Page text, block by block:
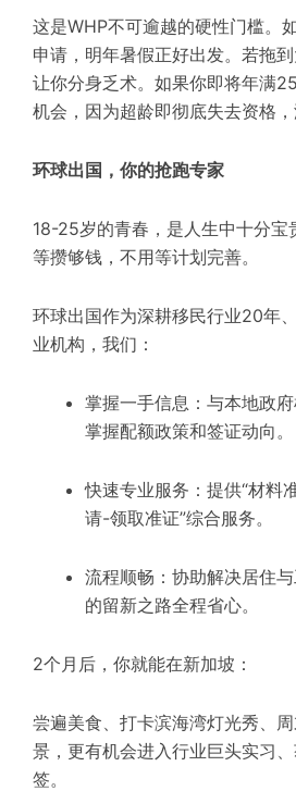
这是WHP不可逾越的硬性门槛。
申请，明年暑假正好出发。若拖
让你分身乏术。如果你即将年满
机会，因为超龄即彻底失去资格，
环球出国，你的抢跑专家
18-25岁的青春，是人生中十分宝
等攒够钱，不用等计划完善。
环球出国作为深耕移民行业20年
业机构，我们：
掌握一手信息：与本地政
掌握配额政策和签证动向。
快速专业服务：提供“材料
请-领取准证”综合服务。
流程顺畅：协助解决居住
的留新之路全程省心。
2个月后，你就能在新加坡：
尝遍美食、打卡滨海湾灯光秀、
景，更有机会进入行业巨头实习
签。